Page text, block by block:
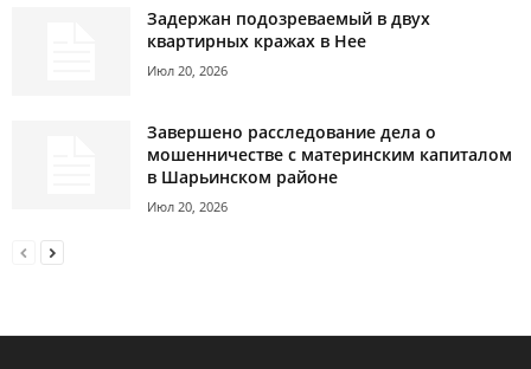
Задержан подозреваемый в двух
квартирных кражах в Нее
Июл 20, 2026
Завершено расследование дела о
мошенничестве с материнским капиталом
в Шарьинском районе
Июл 20, 2026